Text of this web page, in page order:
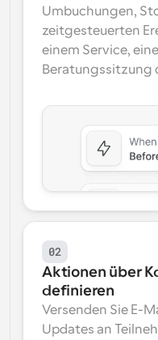
Umbuchungen,
zeitgesteuerten
einem Service,
Beratungssitzung
02
Aktionen über
definieren
Versenden Sie E-
Updates an